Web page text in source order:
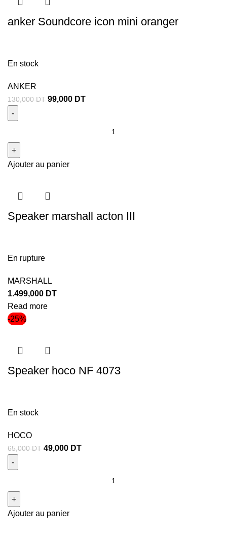
anker Soundcore icon mini oranger
En stock
ANKER
130,000DT 99,000 DT
Ajouter au panier
Speaker marshall acton III
En rupture
MARSHALL
1.499,000 DT
Read more
-25%
Speaker hoco NF 4073
En stock
HOCO
65,000DT 49,000 DT
Ajouter au panier